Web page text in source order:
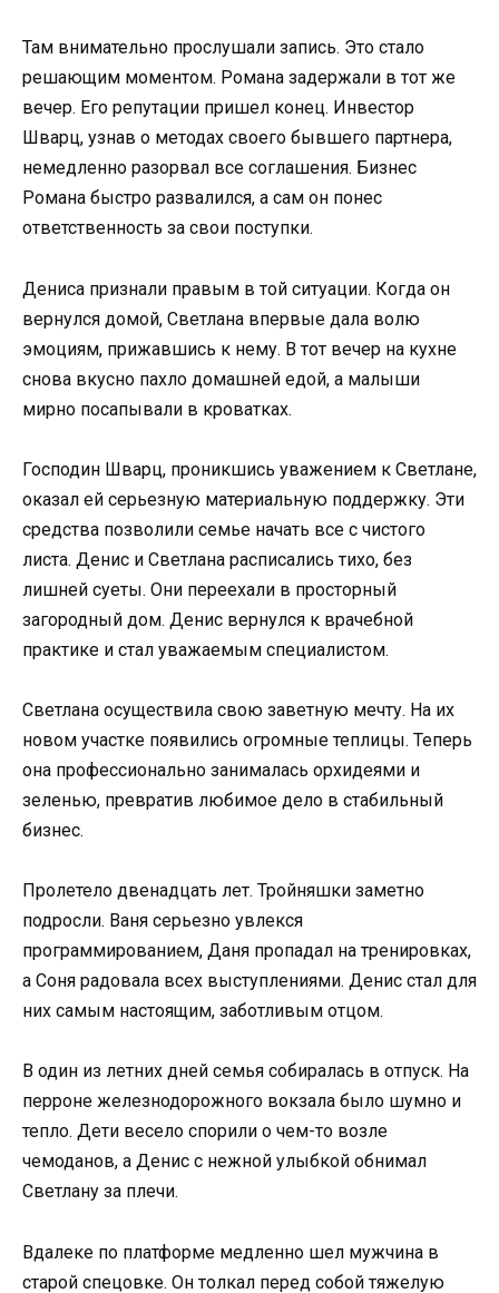
Там внимательно прослушали запись. Это стало
решающим моментом. Романа задержали в тот же
вечер. Его репутации пришел конец. Инвестор
Шварц, узнав о методах своего бывшего партнера,
немедленно разорвал все соглашения. Бизнес
Романа быстро развалился, а сам он понес
ответственность за свои поступки.
Дениса признали правым в той ситуации. Когда он
вернулся домой, Светлана впервые дала волю
эмоциям, прижавшись к нему. В тот вечер на кухне
снова вкусно пахло домашней едой, а малыши
мирно посапывали в кроватках.
Господин Шварц, проникшись уважением к Светлане,
оказал ей серьезную материальную поддержку. Эти
средства позволили семье начать все с чистого
листа. Денис и Светлана расписались тихо, без
лишней суеты. Они переехали в просторный
загородный дом. Денис вернулся к врачебной
практике и стал уважаемым специалистом.
Светлана осуществила свою заветную мечту. На их
новом участке появились огромные теплицы. Теперь
она профессионально занималась орхидеями и
зеленью, превратив любимое дело в стабильный
бизнес.
Пролетело двенадцать лет. Тройняшки заметно
подросли. Ваня серьезно увлекся
программированием, Даня пропадал на тренировках,
а Соня радовала всех выступлениями. Денис стал для
них самым настоящим, заботливым отцом.
В один из летних дней семья собиралась в отпуск. На
перроне железнодорожного вокзала было шумно и
тепло. Дети весело спорили о чем-то возле
чемоданов, а Денис с нежной улыбкой обнимал
Светлану за плечи.
Вдалеке по платформе медленно шел мужчина в
старой спецовке. Он толкал перед собой тяжелую